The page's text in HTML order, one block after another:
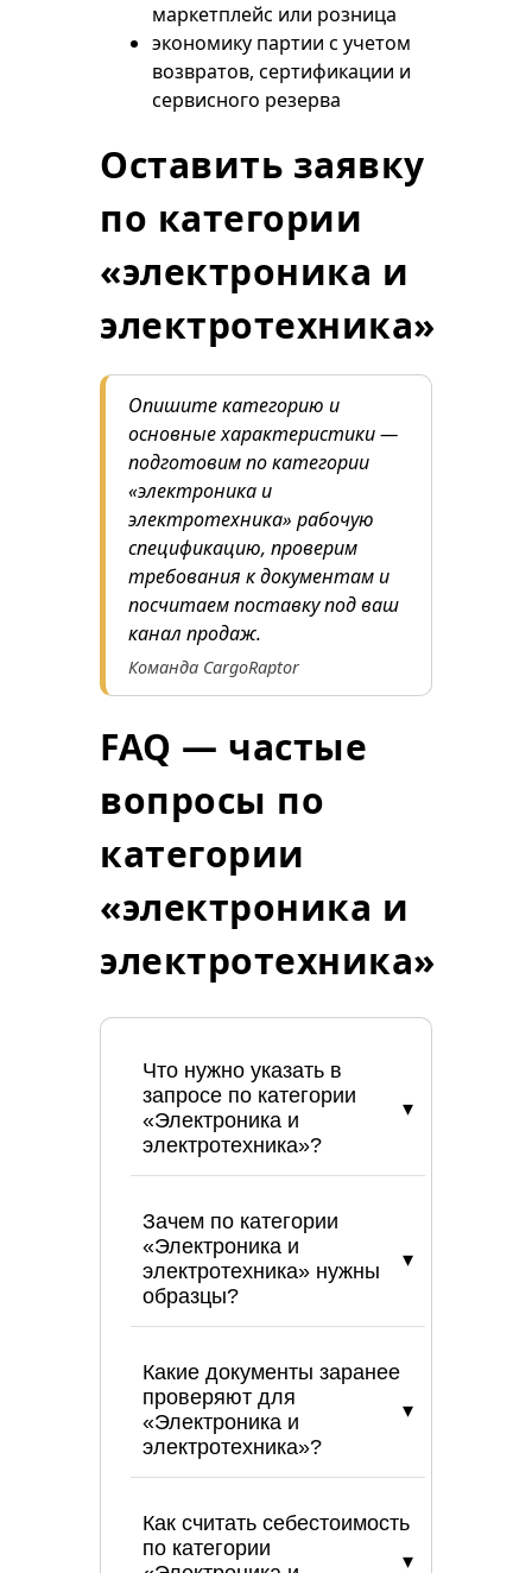
маркетплейс или розница
экономику партии с учетом
возвратов, сертификации и
сервисного резерва
Оставить заявку
по категории
«электроника и
электротехника»
Опишите категорию и
основные характеристики —
подготовим по категории
«электроника и
электротехника» рабочую
спецификацию, проверим
требования к документам и
посчитаем поставку под ваш
канал продаж.
Команда CargoRaptor
FAQ — частые
вопросы по
категории
«электроника и
электротехника»
Что нужно указать в
запросе по категории
«Электроника и
электротехника»?
Зачем по категории
«Электроника и
электротехника» нужны
образцы?
Какие документы заранее
проверяют для
«Электроника и
электротехника»?
Как считать себестоимость
по категории